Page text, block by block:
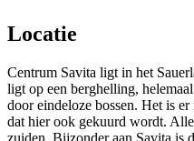
Locatie
Centrum Savita ligt in het
ligt op een berghelling,
door eindeloze bossen. Het is
dat hier ook gekuurd wordt.
zuiden. Bijzonder aan Savita is